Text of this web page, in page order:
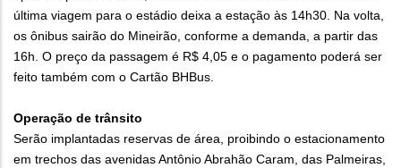
última viagem para o estádio deixa a estação às 14h30. Na volta,
os ônibus sairão do Mineirão, conforme a demanda, a partir das
16h. O preço da passagem é R$ 4,05 e o pagamento poderá ser
feito também com o Cartão BHBus.
Operação de trânsito
Serão implantadas reservas de área, proibindo o estacionamento
em trechos das avenidas Antônio Abrahão Caram, das Palmeiras,